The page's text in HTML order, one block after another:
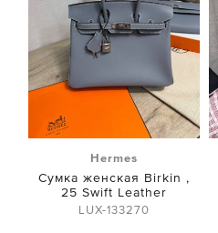
Hermes
Сумка женская Birkin ,
25 Swift Leather
LUX-133270